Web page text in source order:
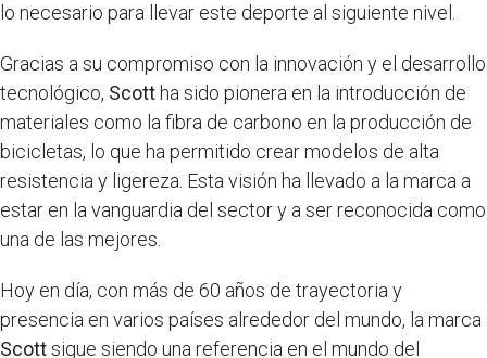
lo necesario para llevar este deporte al siguiente nivel.
Gracias a su compromiso con la innovación y el desarrollo
tecnológico, Scott ha sido pionera en la introducción de
materiales como la fibra de carbono en la producción de
bicicletas, lo que ha permitido crear modelos de alta
resistencia y ligereza. Esta visión ha llevado a la marca a
estar en la vanguardia del sector y a ser reconocida como
una de las mejores.
Hoy en día, con más de 60 años de trayectoria y
presencia en varios países alrededor del mundo, la marca
Scottsigue siendo una referencia en el mundo del